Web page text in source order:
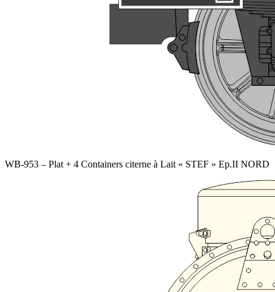
WB-953 – Plat + 4 Containers citerne à Lait « STEF » Ep.II NORD